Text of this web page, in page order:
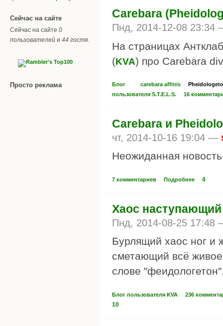
Сейчас на сайте
Сейчас на сайте 0
пользователей и 44 гостя
Просто реклама
Carebara
Пнд, 2014-12-08
На страницах
(KVA) про Carebara
carebara affinis
Блог
пользователя S.T.E.L.S.
16
Carebara и
чт, 2014-10-16 19:04 —
Неожиданная
7 комментариев Подробнее 4
Хаос
Пнд, 2014-08-25
Бурлящий хаос ног и
сметающий всё живое
слове
Блог пользователя KVA 236
10